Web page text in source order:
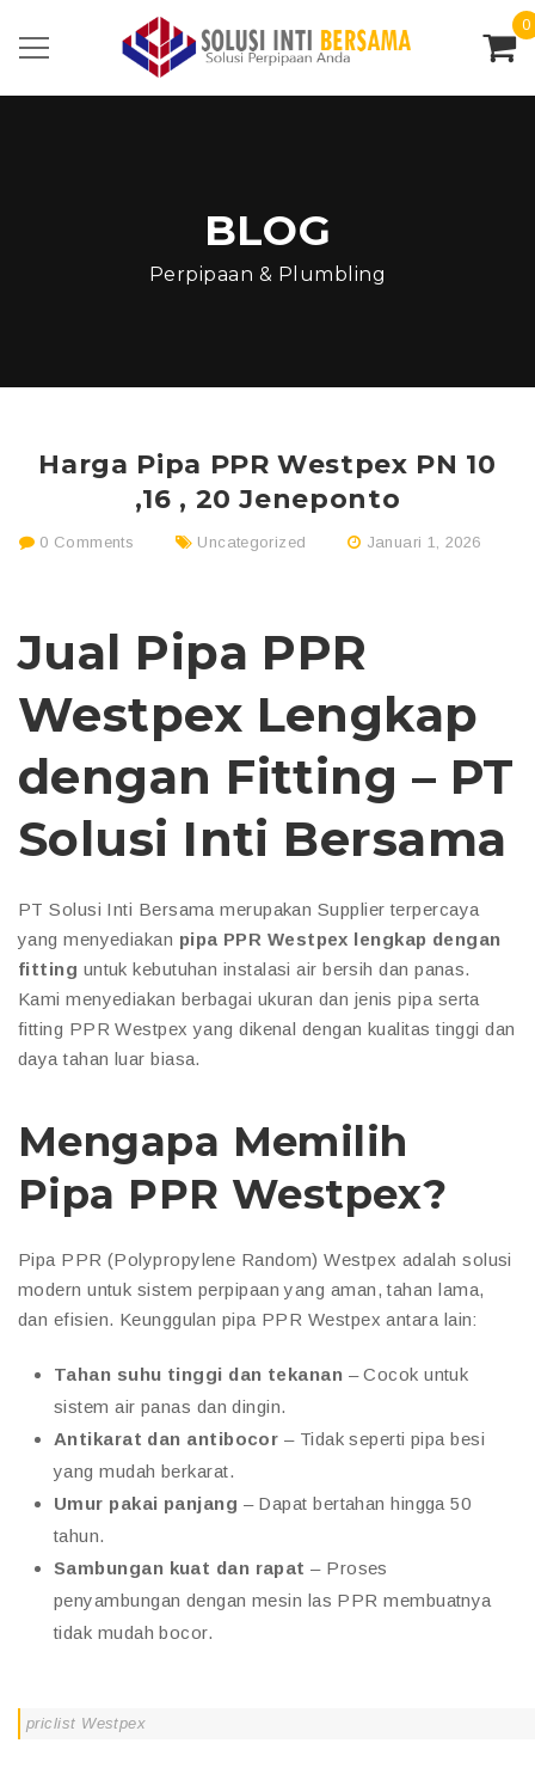
0
BLOG
Perpipaan & Plumbling
Harga Pipa PPR Westpex PN 10
,16 , 20 Jeneponto
0 Comments Uncategorized Januari 1, 2026
Jual Pipa PPR
Westpex Lengkap
dengan Fitting – PT
Solusi Inti Bersama
PT Solusi Inti Bersama merupakan Supplier terpercaya
yang menyediakan pipa PPR Westpex lengkap dengan
fitting untuk kebutuhan instalasi air bersih dan panas.
Kami menyediakan berbagai ukuran dan jenis pipa serta
fitting PPR Westpex yang dikenal dengan kualitas tinggi dan
daya tahan luar biasa.
Mengapa Memilih
Pipa PPR Westpex?
Pipa PPR (Polypropylene Random) Westpex adalah solusi
modern untuk sistem perpipaan yang aman, tahan lama,
dan efisien. Keunggulan pipa PPR Westpex antara lain:
Tahan suhu tinggi dan tekanan – Cocok untuk
sistem air panas dan dingin.
Antikarat dan antibocor – Tidak seperti pipa besi
yang mudah berkarat.
Umur pakai panjang – Dapat bertahan hingga 50
tahun.
Sambungan kuat dan rapat – Proses
penyambungan dengan mesin las PPR membuatnya
tidak mudah bocor.
priclist Westpex